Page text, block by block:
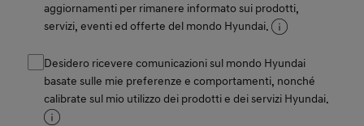
aggiornamenti per rimanere informato sui prodotti,
servizi, eventi ed offerte del mondo Hyundai.
Desidero ricevere comunicazioni sul mondo Hyundai
basate sulle mie preferenze e comportamenti, nonché
calibrate sul mio utilizzo dei prodotti e dei servizi Hyundai.